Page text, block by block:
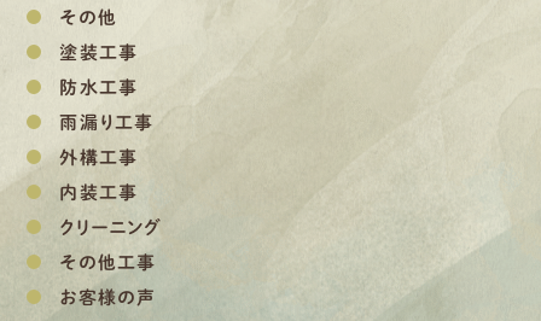
その他
塗装工事
防水工事
雨漏り工事
外構工事
内装工事
クリーニング
その他工事
お客様の声